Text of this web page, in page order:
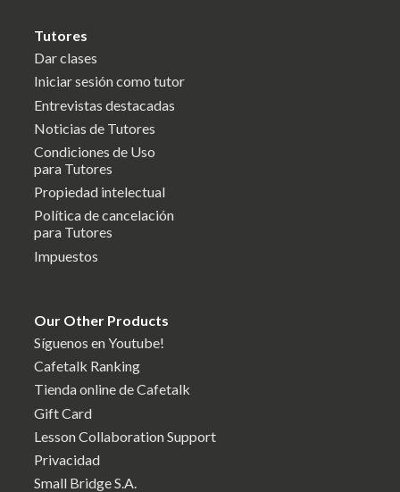
Tutores
Dar clases
Iniciar sesión como tutor
Entrevistas destacadas
Noticias de Tutores
Condiciones de Uso
para Tutores
Propiedad intelectual
Política de cancelación
para Tutores
Impuestos
Our Other Products
Síguenos en Youtube!
Cafetalk Ranking
Tienda online de Cafetalk
Gift Card
Lesson Collaboration Support
Privacidad
Small Bridge S.A.